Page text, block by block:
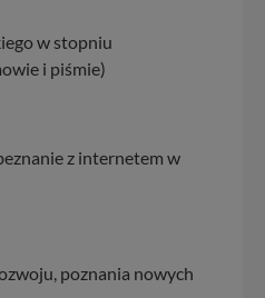
w stopniu
i piśmie)
z internetem w
poznania nowych